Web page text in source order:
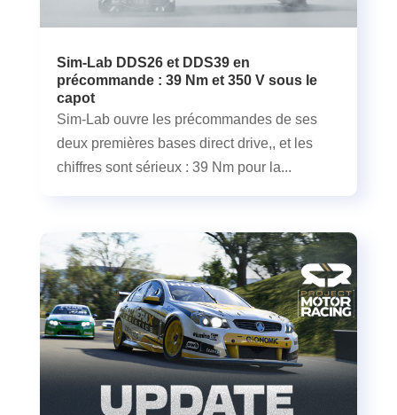
Sim-Lab DDS26 et DDS39 en
précommande : 39 Nm et 350 V sous le
capot
Sim-Lab ouvre les précommandes de ses
deux premières bases direct drive,, et les
chiffres sont sérieux : 39 Nm pour la...